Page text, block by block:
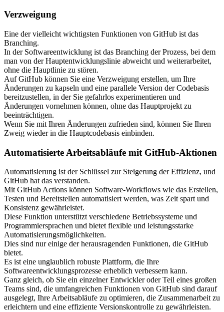
Verzweigung
Eine der vielleicht wichtigsten Funktionen von GitHub ist das
Branching.
In der Softwareentwicklung ist das Branching der Prozess, bei dem
man von der Hauptentwicklungslinie abweicht und weiterarbeitet,
ohne die Hauptlinie zu stören.
Auf GitHub können Sie eine Verzweigung erstellen, um Ihre
Änderungen zu kapseln und eine parallele Version der Codebasis
bereitzustellen, in der Sie gefahrlos experimentieren und
Änderungen vornehmen können, ohne das Hauptprojekt zu
beeinträchtigen.
Wenn Sie mit Ihren Änderungen zufrieden sind, können Sie Ihren
Zweig wieder in die Hauptcodebasis einbinden.
Automatisierte Arbeitsabläufe mit GitHub-Aktionen
Automatisierung ist der Schlüssel zur Steigerung der Effizienz, und
GitHub hat das verstanden.
Mit GitHub Actions können Software-Workflows wie das Erstellen,
Testen und Bereitstellen automatisiert werden, was Zeit spart und
Konsistenz gewährleistet.
Diese Funktion unterstützt verschiedene Betriebssysteme und
Programmiersprachen und bietet flexible und leistungsstarke
Automatisierungsmöglichkeiten.
Dies sind nur einige der herausragenden Funktionen, die GitHub
bietet.
Es ist eine unglaublich robuste Plattform, die Ihre
Softwareentwicklungsprozesse erheblich verbessern kann.
Ganz gleich, ob Sie ein einzelner Entwickler oder Teil eines großen
Teams sind, die umfangreichen Funktionen von GitHub sind darauf
ausgelegt, Ihre Arbeitsabläufe zu optimieren, die Zusammenarbeit zu
erleichtern und eine effiziente Versionskontrolle zu gewährleisten.